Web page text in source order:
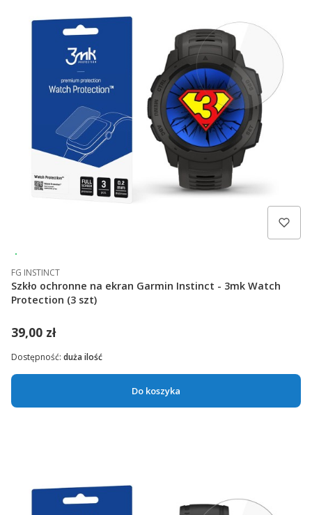
FG INSTINCT
Szkło ochronne na ekran Garmin Instinct - 3mk Watch
Protection (3 szt)
39,00 zł
Do koszyka
Dostępność: duża ilość